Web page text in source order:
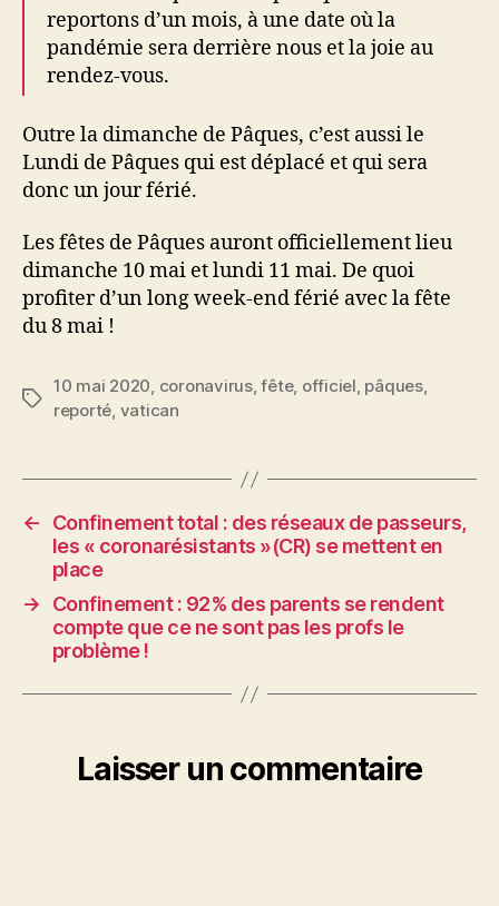
reportons d’un mois, à une date où la
pandémie sera derrière nous et la joie au
rendez-vous.
Outre la dimanche de Pâques, c’est aussi le
Lundi de Pâques qui est déplacé et qui sera
donc un jour férié.
Les fêtes de Pâques auront officiellement lieu
dimanche 10 mai et lundi 11 mai. De quoi
profiter d’un long week-end férié avec la fête
du 8 mai !
Étiquettes
10 mai 2020, coronavirus,fête, officiel, pâques,
reporté, vatican
←
Confinement total : des réseaux de passeurs,
les « coronarésistants »(CR) se mettent en
place
→
Confinement : 92% des parents se rendent
compte que ce ne sont pas les profs le
problème !
Laisser un commentaire